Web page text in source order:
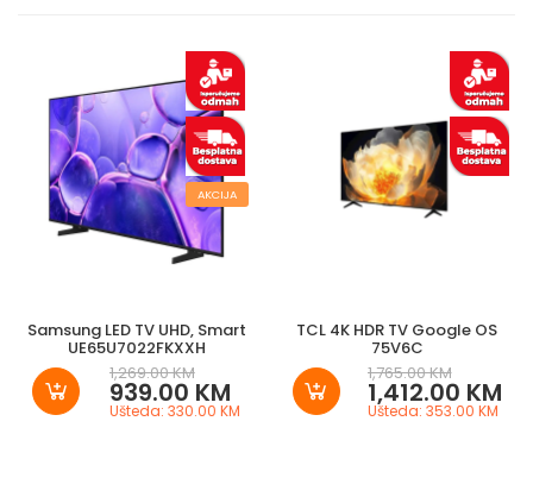
AKCIJA
Samsung LED TV UHD, Smart
UE65U7022FKXXH
1,269.00 KM
939.00 KM
Ušteda: 330.00 KM
TCL 4K HDR TV Google OS
75V6C
1,765.00 KM
1,412.00 KM
Ušteda: 353.00 KM